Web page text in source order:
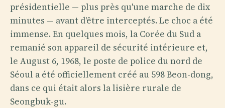
présidentielle — plus près qu'une marche de dix
minutes — avant d'être interceptés. Le choc a été
immense. En quelques mois, la Corée du Sud a
remanié son appareil de sécurité intérieure et,
le August 6, 1968, le poste de police du nord de
Séoul a été officiellement créé au 598 Beon-dong,
dans ce qui était alors la lisière rurale de
Seongbuk-gu.